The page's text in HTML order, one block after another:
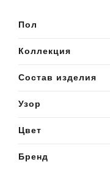
Пол
Коллекция
Состав изделия
Узор
Цвет
Бренд